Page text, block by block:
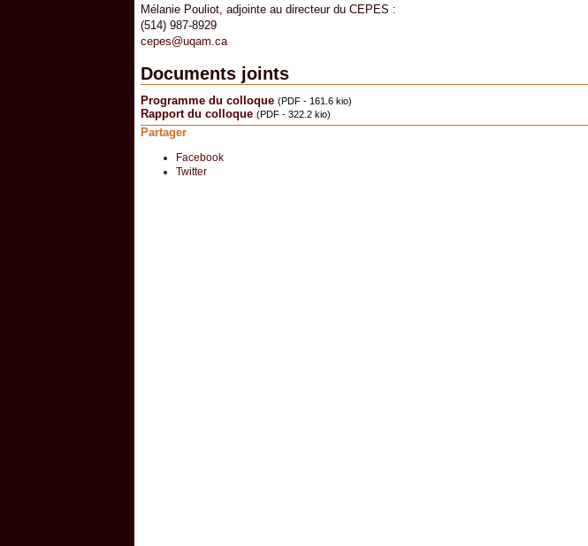
Mélanie Pouliot, adjointe au directeur du CEPES :
(514) 987-8929
cepes@uqam.ca
Documents joints
Programme du colloque (PDF - 161.6 kio)
Rapport du colloque (PDF - 322.2 kio)
Partager
Facebook
Twitter